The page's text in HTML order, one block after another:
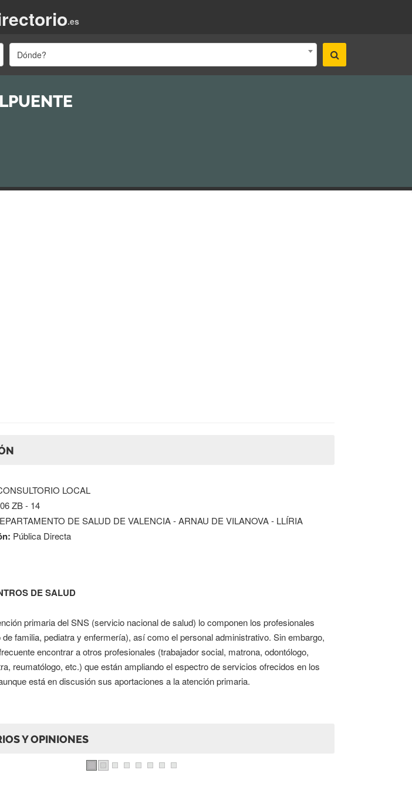
.es
Dónde?
LOCAL
ZB - 14
DE SALUD DE VALENCIA - ARNAU DE VILANOVA - LLÍRIA
Pública Directa
DE SALUD
primaria del SNS (servicio nacional de salud) lo componen los profesionales
familia, pediatra y enfermería), así como el personal administrativo. Sin embargo,
encontrar a otros profesionales (trabajador social, matrona, odontólogo,
reumatólogo, etc.) que están ampliando el espectro de servicios ofrecidos en los
está en discusión sus aportaciones a la atención primaria.
Y OPINIONES